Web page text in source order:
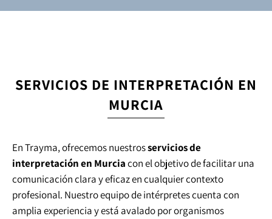
SERVICIOS DE INTERPRETACIÓN EN
MURCIA
En Trayma, ofrecemos nuestrosservicios de
interpretación en Murciacon el objetivo de facilitar una
comunicación clara y eficaz en cualquier contexto
profesional. Nuestro equipo de intérpretes cuenta con
amplia experiencia y está avalado por organismos